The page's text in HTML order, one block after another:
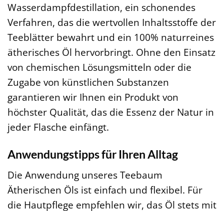
Wasserdampfdestillation, ein schonendes
Verfahren, das die wertvollen Inhaltsstoffe der
Teeblätter bewahrt und ein 100% naturreines
ätherisches Öl hervorbringt. Ohne den Einsatz
von chemischen Lösungsmitteln oder die
Zugabe von künstlichen Substanzen
garantieren wir Ihnen ein Produkt von
höchster Qualität, das die Essenz der Natur in
jeder Flasche einfängt.
Anwendungstipps für Ihren Alltag
Die Anwendung unseres Teebaum
Ätherischen Öls ist einfach und flexibel. Für
die Hautpflege empfehlen wir, das Öl stets mit